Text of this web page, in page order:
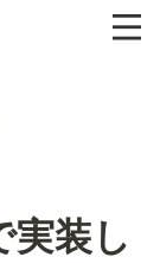
装し